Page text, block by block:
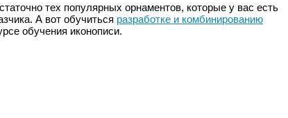
тех популярных орнаментов, которые у вас есть
А вот обучиться разработке и комбинированию
обучения иконописи.